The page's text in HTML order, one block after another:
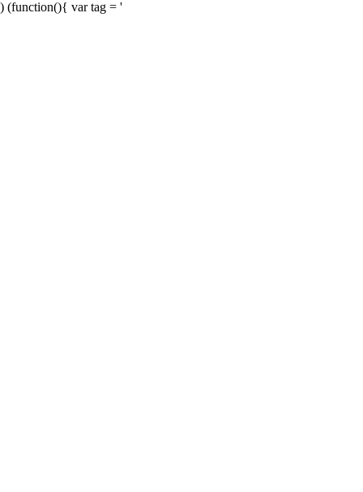
) (function(){ var tag = '